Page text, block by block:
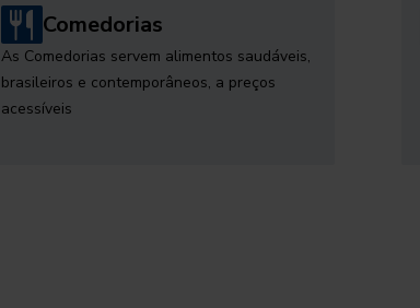
Comedorias
As Comedorias servem alimentos saudáveis,
brasileiros e contemporâneos, a preços
acessíveis